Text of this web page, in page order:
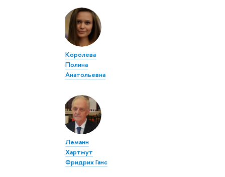
Королева
Полина
Анатольевна
Леманн
Хартмут
Фридрих Ганс